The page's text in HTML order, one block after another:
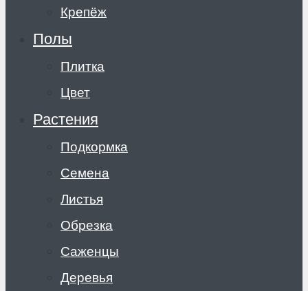
Крепёж
Полы
Плитка
Цвет
Растения
Подкормка
Семена
Листья
Обрезка
Саженцы
Деревья